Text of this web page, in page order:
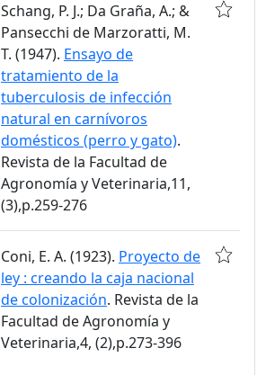
Schang, P. J.; Da Graña, A.; &
Pansecchi de Marzoratti, M.
T. (1947). Ensayo de
tratamiento de la
tuberculosis de infección
natural en carnívoros
domésticos (perro y gato).
Revista de la Facultad de
Agronomía y Veterinaria,11,
(3),p.259-276
Coni, E. A. (1923). Proyecto de
ley : creando la caja nacional
de colonización. Revista de la
Facultad de Agronomía y
Veterinaria,4, (2),p.273-396